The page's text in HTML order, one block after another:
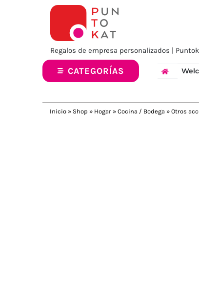
Regalos de empresa personalizados |
CATEGORÍAS
Inicio » Shop » Hogar » Cocina / Bodega » Otros